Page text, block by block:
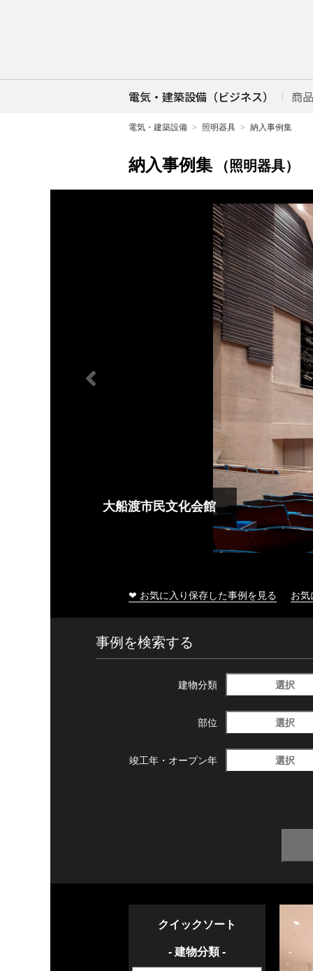
電気・建築設備（ビジネス） 商
電気・建築設備 照明器具 納入事例集
納入事例集 （照明器具）
大船渡市民文化会館
❤ お気に入り保存した事例を見る お
事例を検索する
建物分類 選択
部位 選択
竣工年・ オープン年 選択
クイックソート
- 建物分類 -